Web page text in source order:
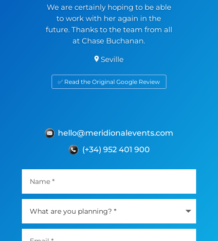
We are certainly hoping to be able
to work with her again in the
future. Thanks to the team from all
at Chase Buchanan.
Seville
✅ Read the Original Google Review